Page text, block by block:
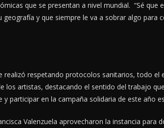
que se presentan a nivel mundial. “Sé que
y que siempre le va a sobrar algo para
realizó respetando protocolos sanitarios, todo el
los artistas, destacando el sentido del trabajo
participar en la campaña solidaria de este año
Valenzuela aprovecharon la instancia para